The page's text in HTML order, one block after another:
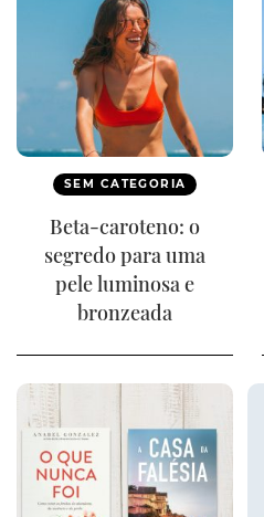
SEM CATEGORIA
Beta-caroteno: o
segredo para uma
pele luminosa e
bronzeada